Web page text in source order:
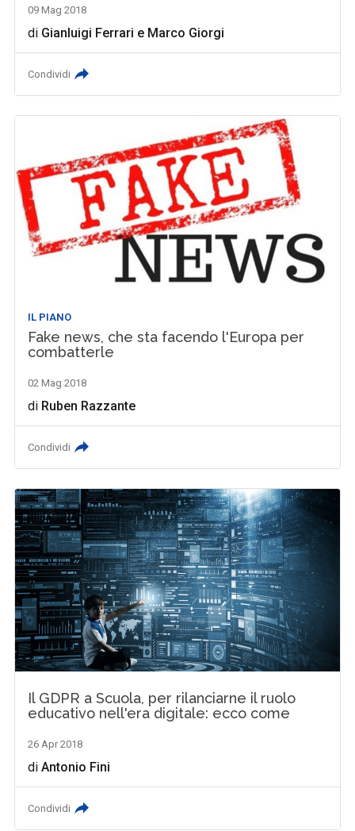
09 Mag 2018
di Gianluigi Ferrari e Marco Giorgi
Condividi
IL PIANO
Fake news, che sta facendo l'Europa per
combatterle
02 Mag 2018
di Ruben Razzante
Condividi
Il GDPR a Scuola, per rilanciarne il ruolo
educativo nell'era digitale: ecco come
26 Apr 2018
diAntonio Fini
Condividi